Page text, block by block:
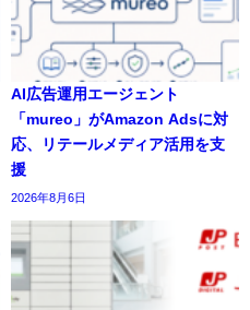
AI広告運用エージェント
「mureo」がAmazon Adsに対
応、リテールメディア活用を支
援
2026年8月6日